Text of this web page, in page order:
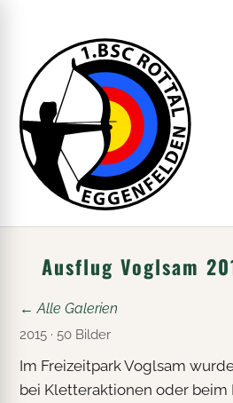
Ausflug Voglsam
← Alle Galerien
2015 · 50 Bilder
Im Freizeitpark Voglsam
bei Kletteraktionen oder beim